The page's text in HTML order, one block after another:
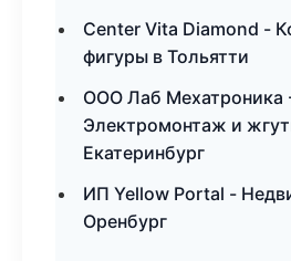
Center Vita Diamond -
фигуры в Тольятти
ООО Лаб Мехатроника
Электромонтаж и
Екатеринбург
ИП Yellow Portal -
Оренбург